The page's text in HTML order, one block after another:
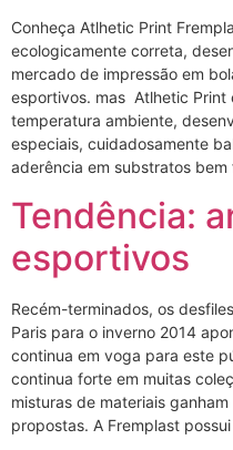
Conheça Atlhetic Print
ecologicamente correta,
mercado de impressão em
esportivos. mas Atlhetic Print
temperatura ambiente,
especiais, cuidadosamente
aderência em substratos
Tendência:
esportivos
Recém-terminados, os
Paris para o inverno 2014
continua em voga para este
continua forte em muitas
misturas de materiais
propostas. A Fremplast